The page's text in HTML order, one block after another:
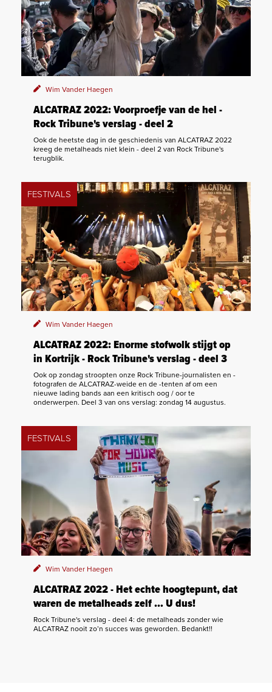
Wim Vander Haegen
ALCATRAZ 2022: Voorproefje van de hel -
Rock Tribune's verslag - deel 2
Ook de heetste dag in de geschiedenis van ALCATRAZ 2022
kreeg de metalheads niet klein - deel 2 van Rock Tribune's
terugblik.
FESTIVALS
Wim Vander Haegen
ALCATRAZ 2022: Enorme stofwolk stijgt op
in Kortrijk - Rock Tribune's verslag - deel 3
Ook op zondag stroopten onze Rock Tribune-journalisten en -
fotografen de ALCATRAZ-weide en de -tenten af om een
nieuwe lading bands aan een kritisch oog / oor te
onderwerpen. Deel 3 van ons verslag: zondag 14 augustus.
FESTIVALS
Wim Vander Haegen
ALCATRAZ 2022 - Het echte hoogtepunt, dat
waren de metalheads zelf … U dus!
Rock Tribune's verslag - deel 4: de metalheads zonder wie
ALCATRAZ nooit zo’n succes was geworden. Bedankt!!